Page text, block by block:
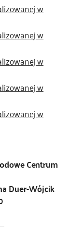
w
w
w
w
w
Centrum
Duer-Wójcik